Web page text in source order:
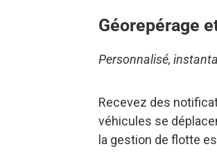
Géorepérage
Personnalisé,
Recevez des
véhicules se
la gestion de flotte